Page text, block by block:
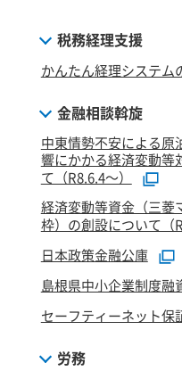
税務経理支援
かんたん経理システム
金融相談斡旋
中東情勢不安による原
響にかかる経済変動等
て（R8.6.4～）
経済変動等資金（三菱
枠）の創設について（
日本政策金融公庫
島根県中小企業制度融
セーフティーネット保
労務